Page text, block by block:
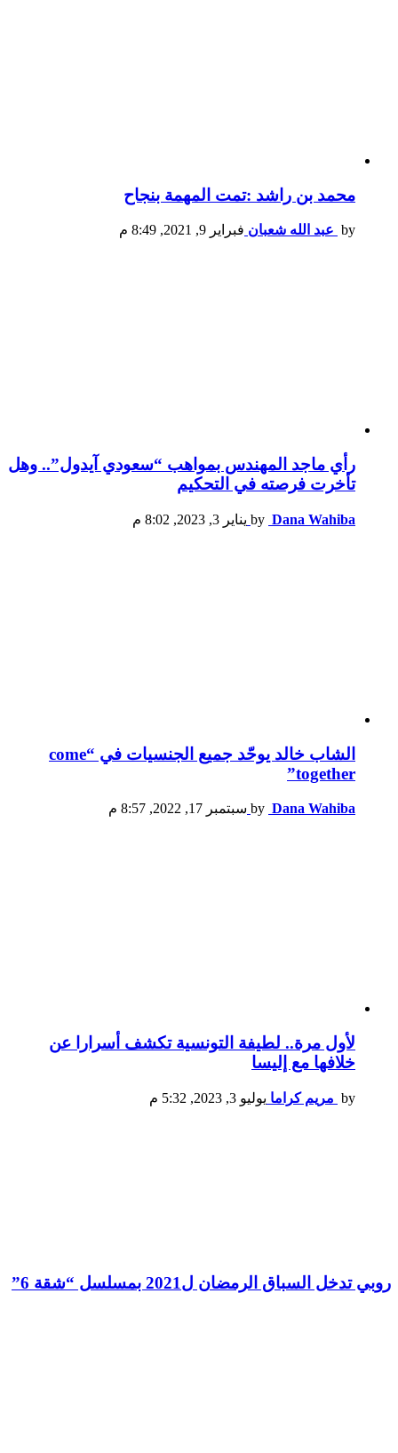
محمد بن راشد :تمت المهمة بنجاح
by عبد الله شعبان فبراير 9, 2021, 8:49 م
رأي ماجد المهندس بمواهب “سعودي آيدول”.. وهل
تأخرت فرصته في التحكيم
by Dana Wahiba يناير 3, 2023, 8:02 م
الشاب خالد يوحّد جميع الجنسيات في “come
together”
by Dana Wahiba سبتمبر 17, 2022, 8:57 م
لأول مرة.. لطيفة التونسية تكشف أسرارا عن
خلافها مع إليسا
by مريم كراما يوليو 3, 2023, 5:32 م
روبي تدخل السباق الرمضان ل2021 بمسلسل “شقة 6”